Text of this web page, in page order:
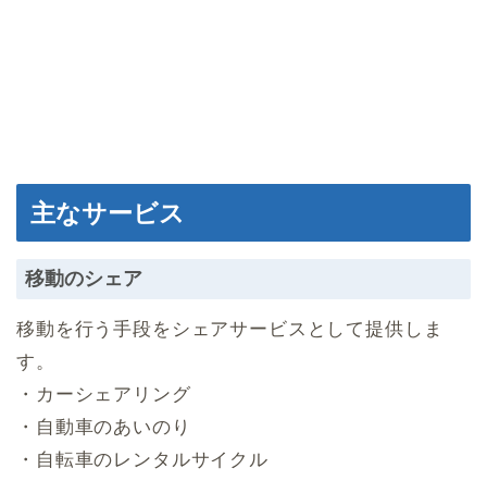
主なサービス
移動のシェア
移動を行う手段をシェアサービスとして提供しま
す。
・カーシェアリング
・自動車のあいのり
・自転車のレンタルサイクル